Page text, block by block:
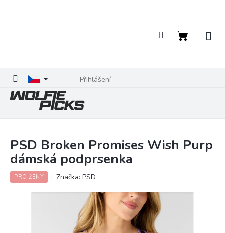
Přihlášení
Nákupní
PSD Broken Promises Wish Purp
dámská podprsenka
PRO ŽENY Značka: PSD